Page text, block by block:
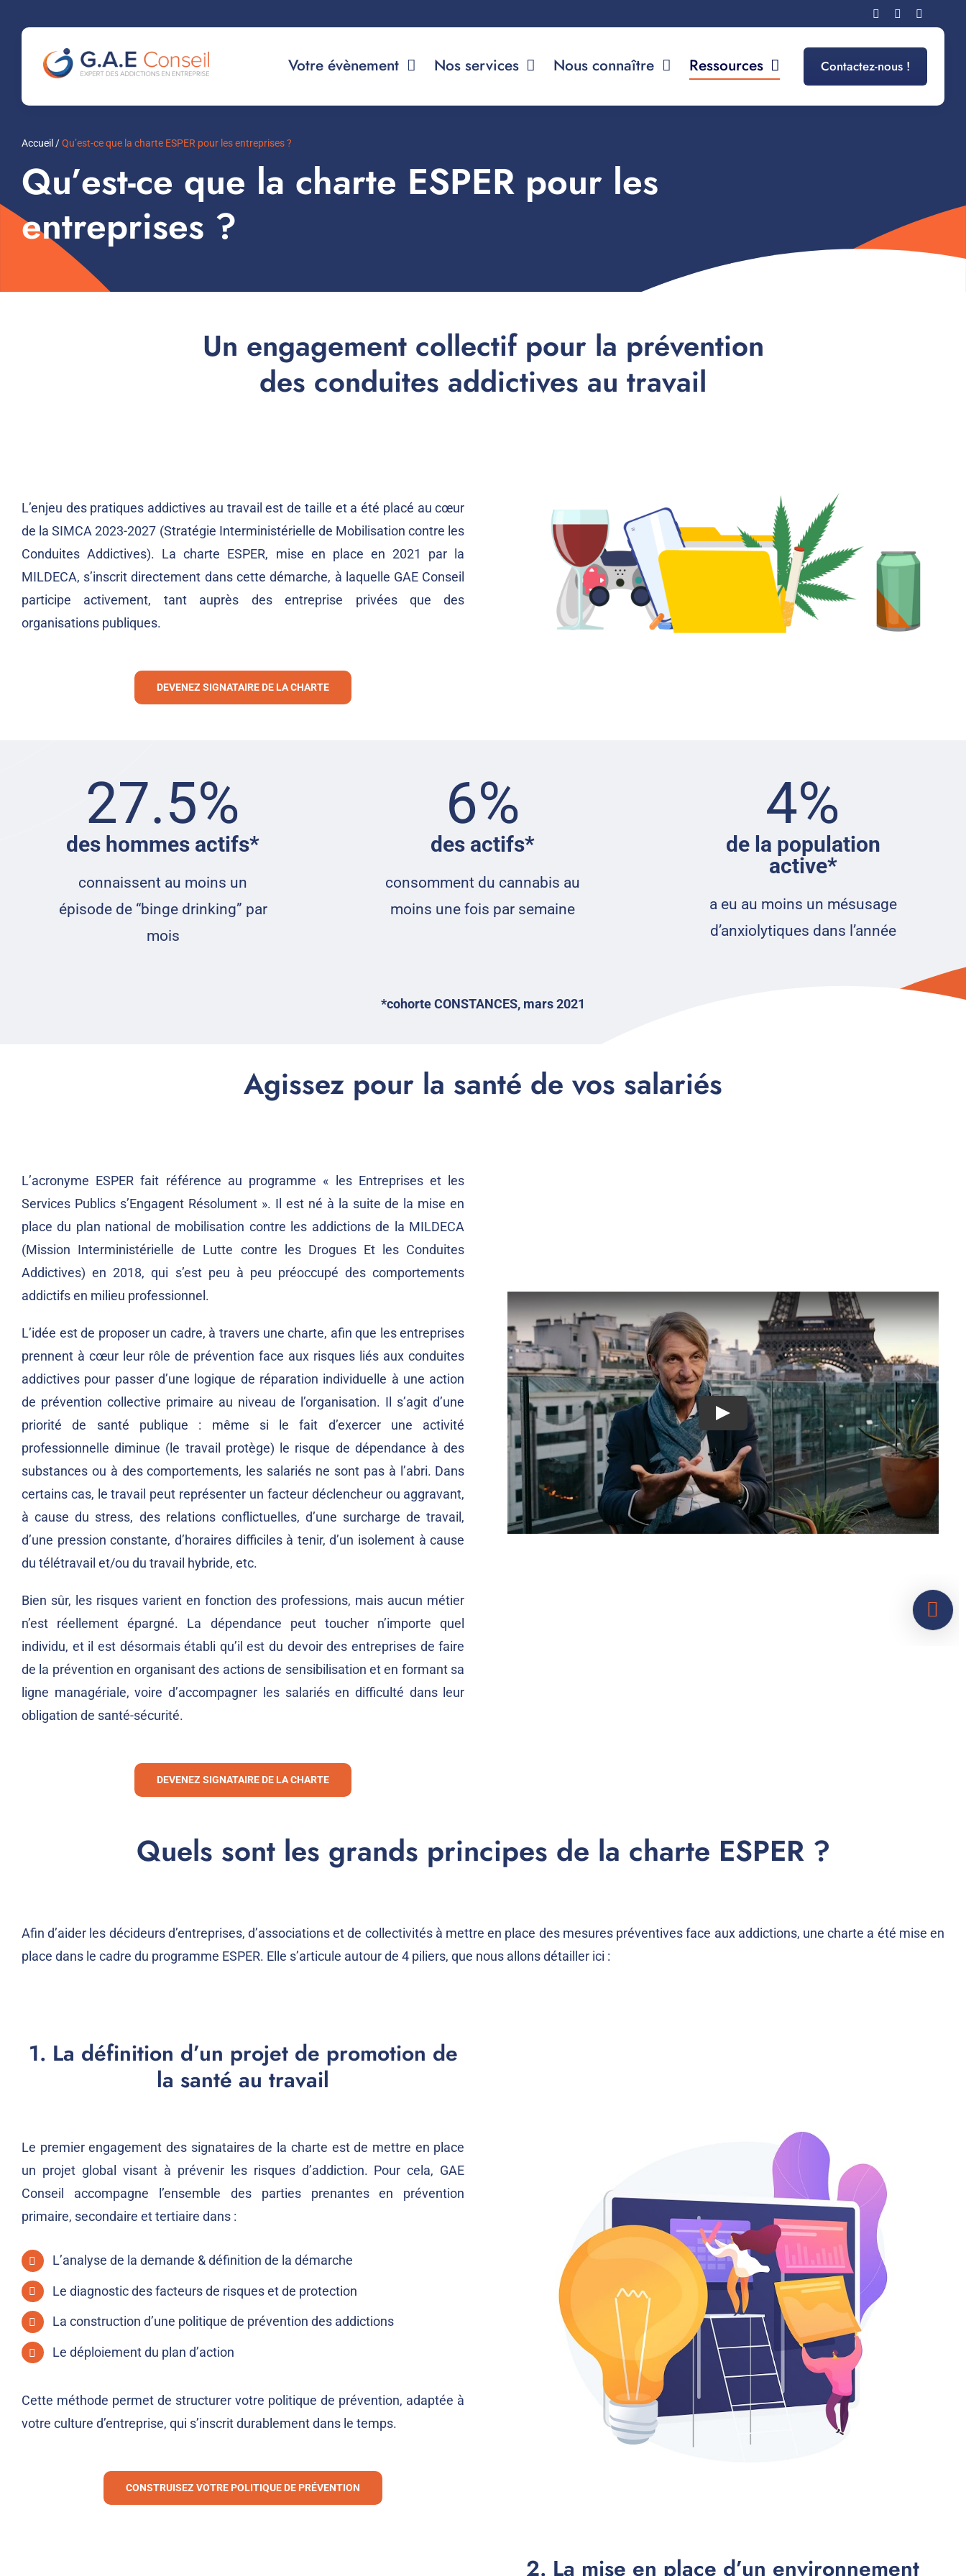
contenu
Votre évènement Nos services Nous connaître Ressources Contactez-nous !
Accueil /Qu’est-ce que la charte ESPER pour les entreprises ?
Qu’est-ce que la charte ESPER pour les
entreprises ?
Un engagement collectif pour la prévention
des conduites addictives au travail
L’enjeu des pratiques addictives au travail est de taille et a été placé au cœur
de la SIMCA 2023-2027 (Stratégie Interministérielle de Mobilisation contre les
Conduites Addictives). La charte ESPER, mise en place en 2021 par la
MILDECA, s’inscrit directement dans cette démarche, à laquelle GAE Conseil
participe activement, tant auprès des entreprise privées que des
organisations publiques.
DEVENEZ SIGNATAIRE DE LA CHARTE
27.5%
des hommes actifs*
connaissent au moins un
épisode de “binge drinking” par
mois
6%
des actifs*
consomment du cannabis au
moins une fois par semaine
4%
de la population
active*
a eu au moins un mésusage
d’anxiolytiques dans l’année
*cohorte CONSTANCES, mars 2021
Agissez pour la santé de vos salariés
L’acronyme ESPER fait référence au programme « les Entreprises et les
Services Publics s’Engagent Résolument ». Il est né à la suite de la mise en
place du plan national de mobilisation contre les addictions de la MILDECA
(Mission Interministérielle de Lutte contre les Drogues Et les Conduites
Addictives) en 2018, qui s’est peu à peu préoccupé des comportements
addictifs en milieu professionnel.
L’idée est de proposer un cadre, à travers une charte, afin que les entreprises
prennent à cœur leur rôle de prévention face aux risques liés aux conduites
addictives pour passer d’une logique de réparation individuelle à une action
de prévention collective primaire au niveau de l’organisation. Il s’agit d’une
priorité de santé publique : même si le fait d’exercer une activité
professionnelle diminue (le travail protège) le risque de dépendance à des
substances ou à des comportements, les salariés ne sont pas à l’abri. Dans
certains cas, le travail peut représenter un facteur déclencheur ou aggravant,
à cause du stress, des relations conflictuelles, d’une surcharge de travail,
d’une pression constante, d’horaires difficiles à tenir, d’un isolement à cause
du télétravail et/ou du travail hybride, etc.
Bien sûr, les risques varient en fonction des professions, mais aucun métier
n’est réellement épargné. La dépendance peut toucher n’importe quel
individu, et il est désormais établi qu’il est du devoir des entreprises de faire
de la prévention en organisant des actions de sensibilisation et en formant sa
ligne managériale, voire d’accompagner les salariés en difficulté dans leur
obligation de santé-sécurité.
DEVENEZ SIGNATAIRE DE LA CHARTE
Quels sont les grands principes de la charte ESPER ?
Afin d’aider les décideurs d’entreprises, d’associations et de collectivités à mettre en place des mesures préventives face aux addictions, une charte a été mise en
place dans le cadre du programme ESPER. Elle s’articule autour de 4 piliers, que nous allons détailler ici :
1. La définition d’un projet de promotion de
la santé au travail
Le premier engagement des signataires de la charte est de mettre en place
un projet global visant à prévenir les risques d’addiction. Pour cela, GAE
Conseil accompagne l’ensemble des parties prenantes en prévention
primaire, secondaire et tertiaire dans :
L’analyse de la demande & définition de la démarche
Le diagnostic des facteurs de risques et de protection
La construction d’une politique de prévention des addictions
Le déploiement du plan d’action
Cette méthode permet de structurer votre politique de prévention, adaptée à
votre culture d’entreprise, qui s’inscrit durablement dans le temps.
CONSTRUISEZ VOTRE POLITIQUE DE PRÉVENTION
2. La mise en place d’un environnement